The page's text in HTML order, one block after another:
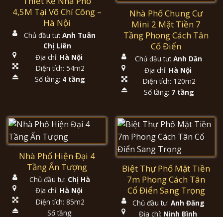
4,5M Tại Võ Chí Công –
Hà Nội
Chủ đầu tư: Anh Tuân
Chị Liên
Địa chỉ: Hà Nội
Diện tích: 54m2
Số tầng: 4 tầng
Nhà Phố Chung Cư
Mini 2 Mặt Tiền 7
Tầng Phong Cách Tân
Cổ Điển
Chủ đầu tư: Anh Dần
Địa chỉ: Hà Nội
Diện tích: 120m2
Số tầng: 7 tầng
Nhà Phố Hiện Đại 4
Tầng Ấn Tượng
Chủ đầu tư: Chị Hà
Địa chỉ: Hà Nội
Diện tích: 85m2
Số tầng:
Biệt Thự Phố Mặt Tiền
7m Phong Cách Tân
Cổ Điển Sang Trọng
Chủ đầu tư: Anh Đăng
Địa chỉ: Ninh Bình